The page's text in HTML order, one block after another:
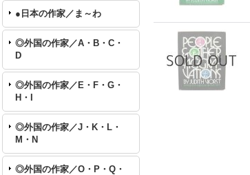
●日本の作家／ま～わ
◎外国の作家／A・B・C・
D
◎外国の作家／E・F・G・
H・I
◎外国の作家／J・K・L・
M・N
◎外国の作家／O・P・Q・